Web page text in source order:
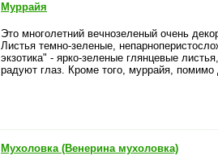
Муррайя
Это многолетний вечнозеленый очень
Листья темно-зеленые,
экзотика" - ярко-зеленые глянцевые
радуют глаз. Кроме того, муррайя,
Мухоловка (Венерина мухоловка)